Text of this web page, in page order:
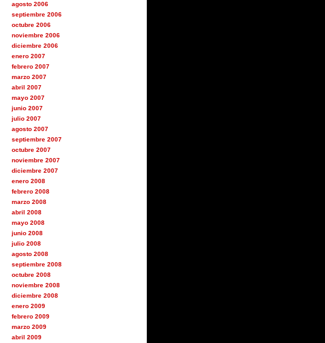
agosto 2006
septiembre 2006
octubre 2006
noviembre 2006
diciembre 2006
enero 2007
febrero 2007
marzo 2007
abril 2007
mayo 2007
junio 2007
julio 2007
agosto 2007
septiembre 2007
octubre 2007
noviembre 2007
diciembre 2007
enero 2008
febrero 2008
marzo 2008
abril 2008
mayo 2008
junio 2008
julio 2008
agosto 2008
septiembre 2008
octubre 2008
noviembre 2008
diciembre 2008
enero 2009
febrero 2009
marzo 2009
abril 2009